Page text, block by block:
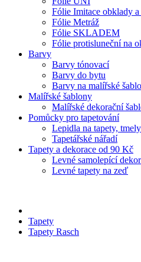
Fólie Imitace obklady a
Fólie Metráž
Fólie SKLADEM
Fólie protisluneční na
Barvy
Barvy tónovací
Barvy do bytu
Barvy na malířské
Malířské šablony
Malířské dekorační
Pomůcky pro tapetování
Lepidla na tapety, tmely
Tapetářské nářadí
Tapety a dekorace od 90 Kč
Levné samolepící
Levné tapety na zeď
Tapety
Tapety Rasch